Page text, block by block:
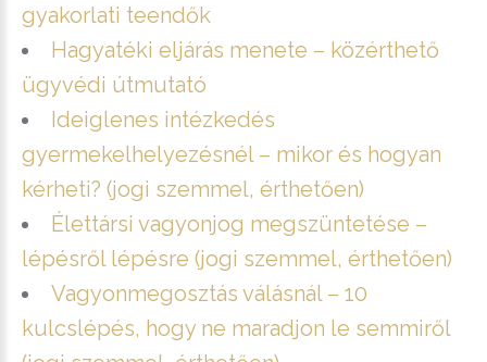
gyakorlati teendők
Hagyatéki eljárás menete – közérthető
ügyvédi útmutató
Ideiglenes intézkedés
gyermekelhelyezésnél – mikor és hogyan
kérheti? (jogi szemmel, érthetően)
Élettársi vagyonjog megszüntetése –
lépésről lépésre (jogi szemmel, érthetően)
Vagyonmegosztás válásnál – 10
kulcslépés, hogy ne maradjon le semmiről